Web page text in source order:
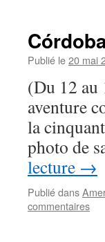
Publié le20 mai
(Du 12 au
aventure
la
photo de
lecture →
Publié dans
commentaires